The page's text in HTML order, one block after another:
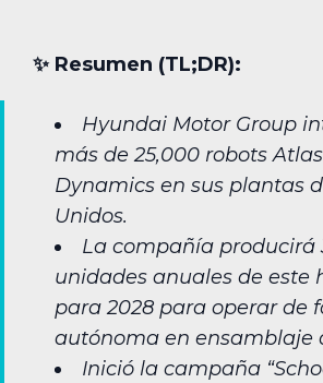
✨︎ Resumen (TL;DR):
Hyundai Motor Group
más de 25,000 robots
Dynamics en sus plantas
Unidos.
La compañía producirá
unidades anuales de este
para 2028 para operar de
autónoma en ensamblaje
Inició la campaña